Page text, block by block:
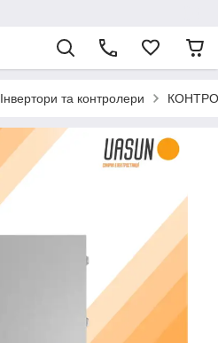
Інвертори та контролери